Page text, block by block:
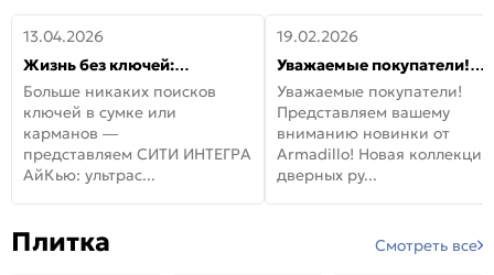
13.04.2026
Жизнь без ключей:
встречайте новую дверь
СИТИ ИНТЕГРА АйКью!
Больше никаких поисков
ключей в сумке или
карманов —
представляем СИТИ ИНТЕГРА
АйКью: ультрас...
19.02.2026
Уважаемые покупатели!
Представляем вашему
вниманию новинки от
Armadillo!
Уважаемые покупатели!
Представляем вашему
вниманию новинки от
Armadillo! Новая коллекция
дверных ру...
Плитка Смотреть все